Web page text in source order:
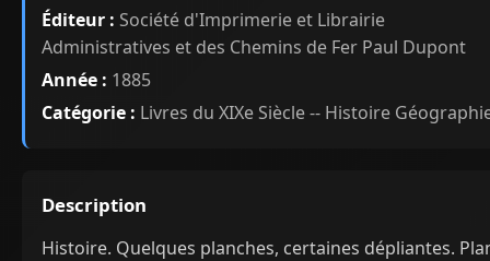
Éditeur : Société d'Imprimerie et Librairie
Administratives et des Chemins de Fer Paul Dupont
Année : 1885
Catégorie : Livres du XIXe Siècle -- Histoire
Description
Histoire. Quelques planches, certaines dépliantes.